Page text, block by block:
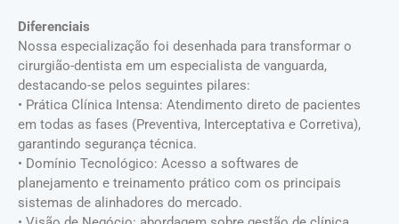
Diferenciais
Nossa especialização foi desenhada para transformar o
cirurgião-dentista em um especialista de vanguarda,
destacando-se pelos seguintes pilares:
• Prática Clínica Intensa: Atendimento direto de pacientes
em todas as fases (Preventiva, Interceptativa e Corretiva),
garantindo segurança técnica.
• Domínio Tecnológico: Acesso a softwares de
planejamento e treinamento prático com os principais
sistemas de alinhadores do mercado.